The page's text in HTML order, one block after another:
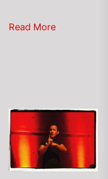
Read More